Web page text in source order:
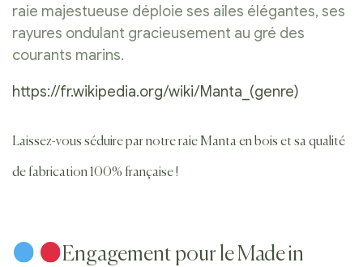
raie majestueuse déploie ses ailes élégantes, ses
rayures ondulant gracieusement au gré des
courants marins.
https://fr.wikipedia.org/wiki/Manta_(genre)
Laissez-vous séduire par notre raie Manta en bois et sa qualité
de fabrication 100% française !
Engagement pour le Made in